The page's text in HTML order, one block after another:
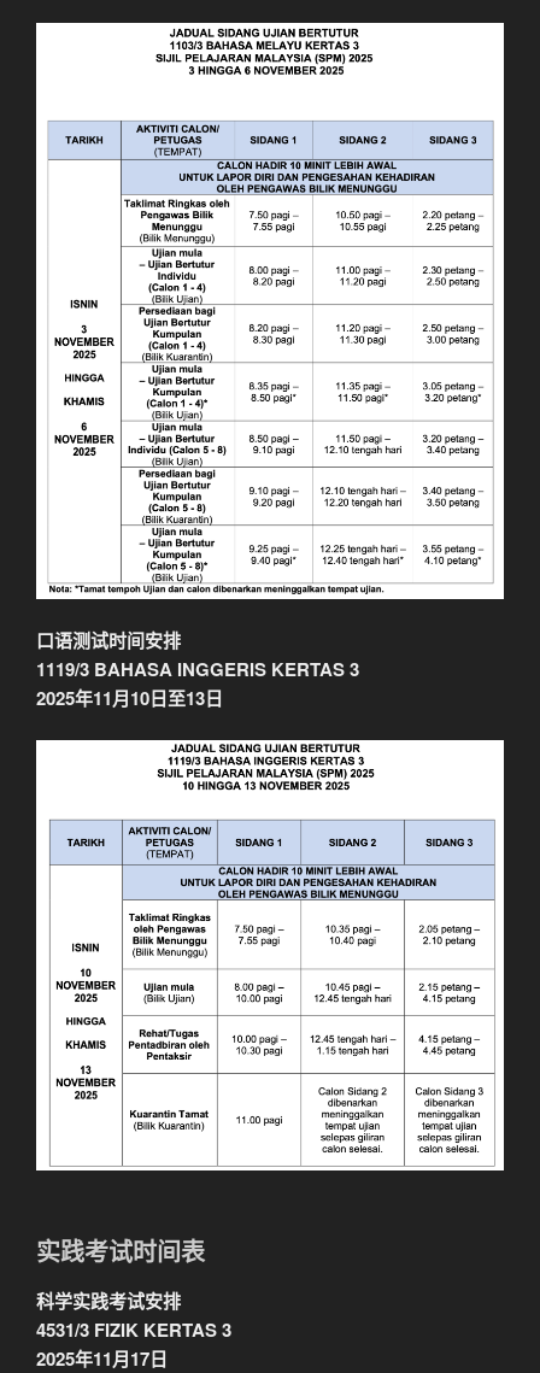
口语测试时间安排
1119/3 BAHASA INGGERIS KERTAS 3
2025年11月10日至13日
实践考试时间表
科学实践考试安排
4531/3 FIZIK KERTAS 3
2025年11月17日